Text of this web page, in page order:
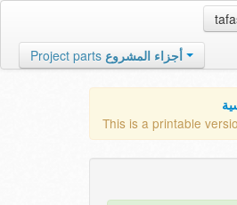
Project parts أجزاء المشروع
This is a printable